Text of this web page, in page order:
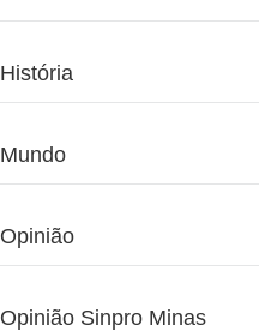
História
Mundo
Opinião
Opinião Sinpro Minas